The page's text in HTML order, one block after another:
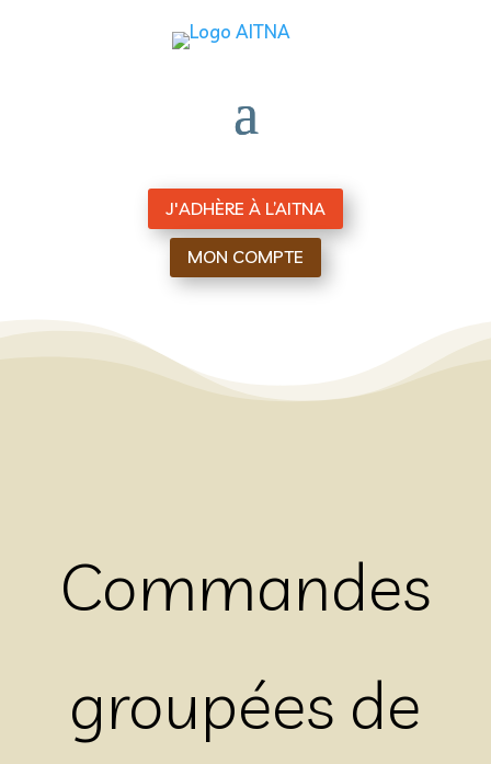
J'ADHÈRE À L’AITNA
MON COMPTE
Commandes
groupées de